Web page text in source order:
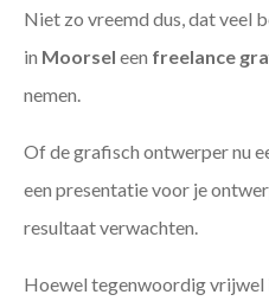
Niet zo vreemd dus, dat veel
in Moorsel een freelance
nemen.
Of de grafisch ontwerper nu
een presentatie voor je
resultaat verwachten.
Hoewel tegenwoordig vrijwel